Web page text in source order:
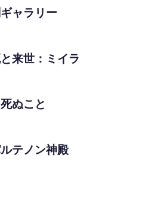
ャラリー
来世：ミイラ
ぬこと
テノン神殿